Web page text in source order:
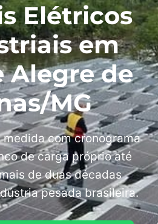
Elétricos
em
Alegre de
MG
com cronograma
de carga próprio até
de duas décadas
pesada brasileira.